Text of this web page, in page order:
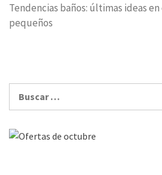
Tendencias baños: últimas ideas
pequeños